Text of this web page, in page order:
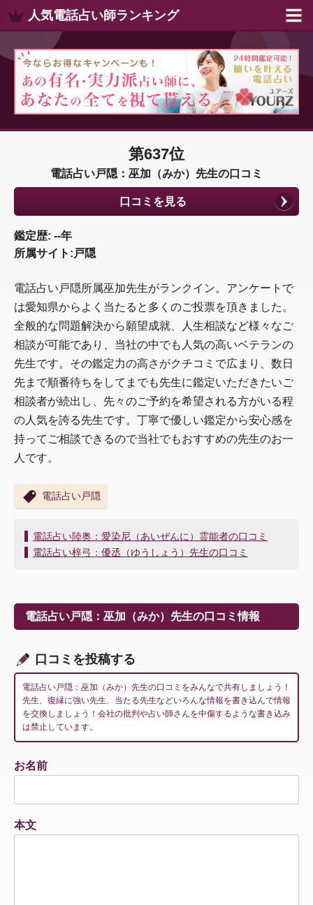
人気電話占い師ランキング
第637位
電話占い戸隠：巫加（みか）先生の口コミ
口コミを見る
鑑定歴: --年
所属サイト:戸隠
電話占い戸隠所属巫加先生がランクイン。アンケートで
は愛知県からよく当たると多くのご投票を頂きました。
全般的な問題解決から願望成就、人生相談など様々なご
相談が可能であり、当社の中でも人気の高いベテランの
先生です。その鑑定力の高さがクチコミで広まり、数日
先まで順番待ちをしてまでも先生に鑑定いただきたいご
相談者が続出し、先々のご予約を希望される方がいる程
の人気を誇る先生です。丁寧で優しい鑑定から安心感を
持ってご相談できるので当社でもおすすめの先生のお一
人です。
電話占い戸隠
投
稿
ー
シ
ン
電話占い陸奥：愛染尼（あいぜんに）霊能者の口コミ
電話占い梓弓：優丞（ゆうしょう）先生の口コミ
電話占い戸隠：巫加（みか）先生の口コミ情報
口コミを投稿する
電話占い戸隠：巫加（みか）先生の口コミをみんなで共有しましょう！
先生、復縁に強い先生、当たる先生などいろんな情報を書き込んで情報
を交換しましょう！会社の批判や占い師さんを中傷するような書き込み
は禁止しています。
お名前
本文